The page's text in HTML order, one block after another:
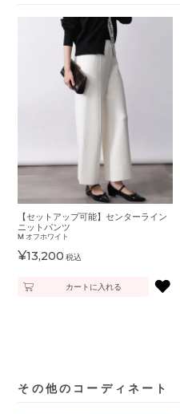
【セットアップ可能】センターライン
ニットパンツ
M オフホワイト
¥13,200 税込
カートに入れる ♥
その他のコーディネート